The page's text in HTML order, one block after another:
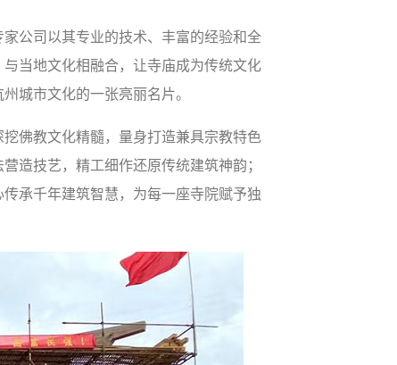
公司以其专业的技术、丰富的经验和全
当地文化相融合，让寺庙成为传统文化
城市文化的一张亮丽名片。
佛教文化精髓，量身打造兼具宗教特色
造技艺，精工细作还原传统建筑神韵；
承千年建筑智慧，为每一座寺院赋予独